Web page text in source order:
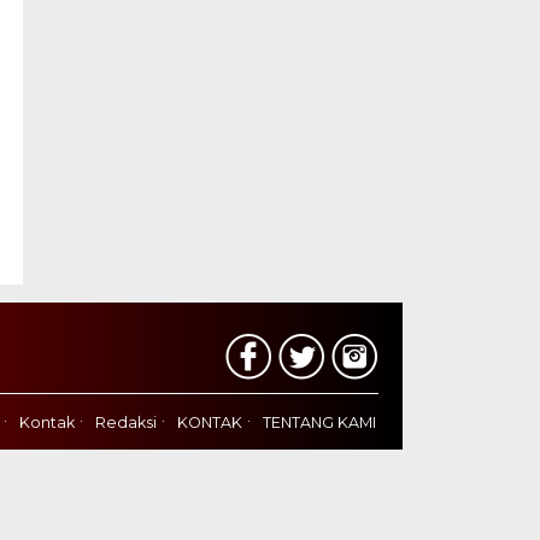
Kontak Redaksi KONTAK TENTANG KAMI